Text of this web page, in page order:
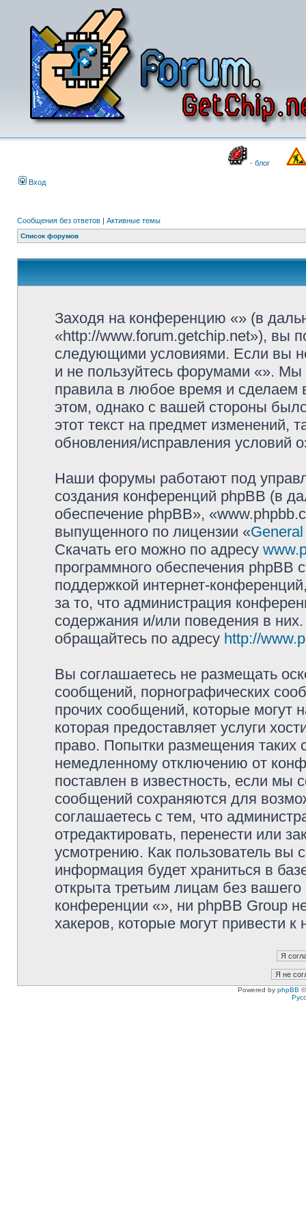
- блог
Вход
Сообщения без ответов | Активные темы
Список форумов
Заходя на конференцию «» (в
«http://www.forum.getchip.net»), вы
следующими условиями. Если вы
и не пользуйтесь форумами «». Мы
правила в любое время и сделаем
этом, однако с вашей стороны
этот текст на предмет изменений,
обновления/исправления условий
Наши форумы работают под
создания конференций phpBB (в
обеспечение phpBB»,
выпущенного по лицензии «
Скачать его можно по адресу
программного обеспечения phpBB
поддержкой интернет-
за то, что администрация
содержания и/или поведения в
обращайтесь по адресу http://
Вы соглашаетесь не размещать
сообщений, порнографических
прочих сообщений, которые могут
которая предоставляет услуги
право. Попытки размещения таких
немедленному отключению от
поставлен в известность, если мы
сообщений сохраняются для
соглашаетесь с тем, что
отредактировать, перенести или
усмотрению. Как пользователь вы
информация будет храниться в
открыта третьим лицам без
конференции «», ни phpBB Group
хакеров, которые могут привести
Powered by phpBB